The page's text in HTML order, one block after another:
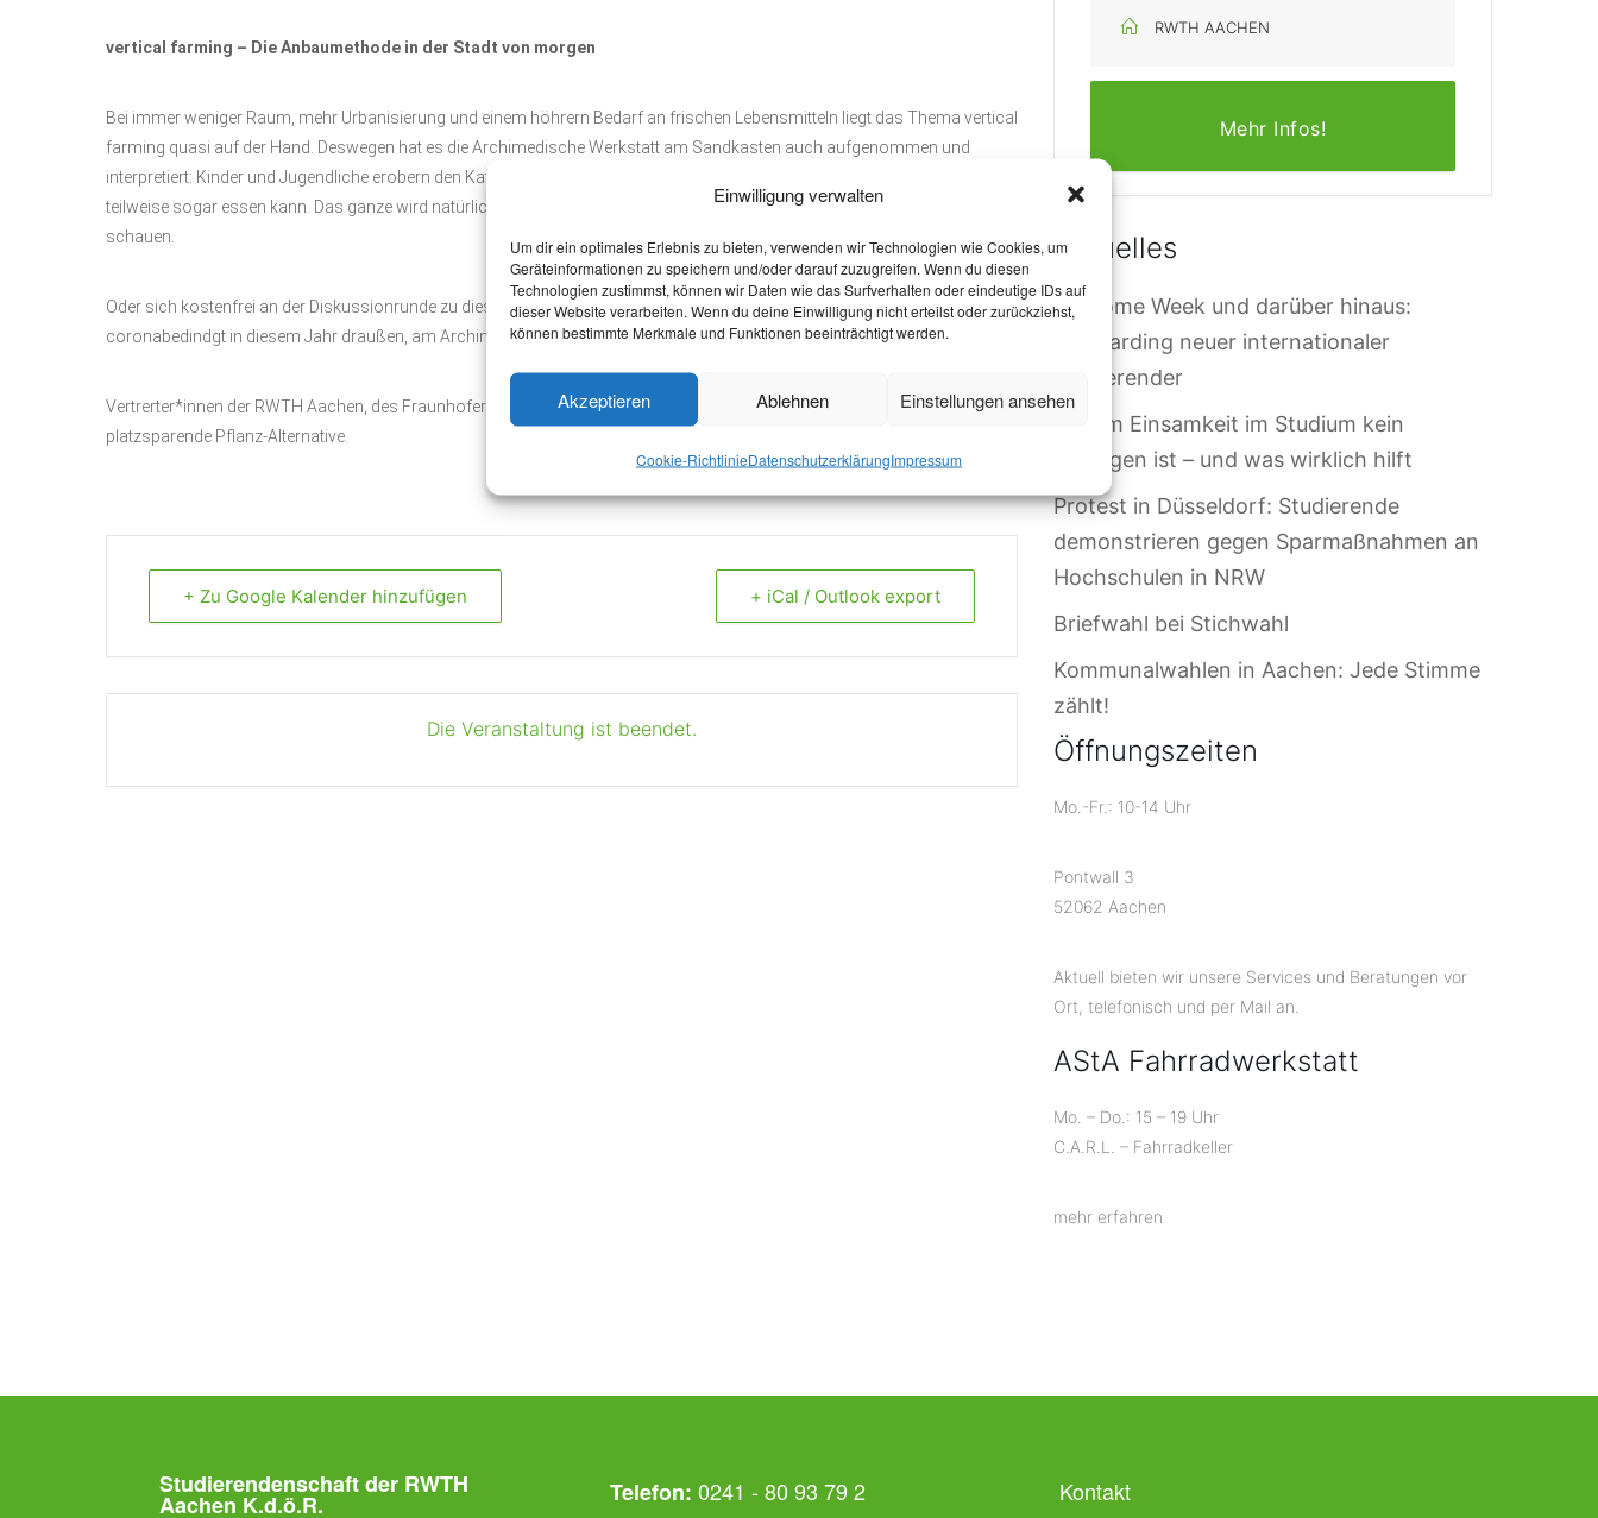
Einwilligung verwalten
Um dir ein optimales Erlebnis zu bieten, verwenden wir Technologien wie Cookies, um
Geräteinformationen zu speichern und/oder darauf zuzugreifen. Wenn du diesen
Technologien zustimmst, können wir Daten wie das Surfverhalten oder eindeutige IDs auf
dieser Website verarbeiten. Wenn du deine Einwilligung nicht erteilst oder zurückziehst,
können bestimmte Merkmale und Funktionen beeinträchtigt werden.
Akzeptieren Ablehnen Einstellungen ansehen
Cookie-RichtlinieDatenschutzerklärungImpressum
vertical farming – Die Anbaumethode in der Stadt von morgen
Bei immer weniger Raum, mehr Urbanisierung und einem höhrern Bedarf an frischen Lebensmitteln liegt das Thema vertical
farming quasi auf der Hand. Deswegen hat es die Archimedische Werkstatt am Sandkasten auch aufgenommen und
interpretiert: Kinder und Jugendliche erobern den Katschhof mit ihrer künstlerischen Installation, die man begehen und
teilweise sogar essen kann. Das ganze wird natürlich klug bewässtert. Wer interessiert ist, kann jederzeit kostenfrei vorbei
schauen.
Oder sich kostenfrei an der Diskussionrunde zu diesem Thema im Rahmen von “Uni am Rathaus” beteiligen. Die findet
coronabedindgt in diesem Jahr draußen, am Archimedischen Sandkasten, statt.
Vertrerter*innen der RWTH Aachen, des Fraunhofer IME sowie Oberbürgermeisterin Sibylle Keupen diskutieren die
platzsparende Pflanz-Alternative.
+ Zu Google Kalender hinzufügen + iCal / Outlook export
Die Veranstaltung ist beendet.
RWTH AACHEN
Mehr Infos!
Aktuelles
Welcome Week und darüber hinaus:
Onboarding neuer internationaler
Studierender
Warum Einsamkeit im Studium kein
Versagen ist – und was wirklich hilft
Protest in Düsseldorf: Studierende
demonstrieren gegen Sparmaßnahmen an
Hochschulen in NRW
Briefwahl bei Stichwahl
Kommunalwahlen in Aachen: Jede Stimme
zählt!
Öffnungszeiten
Mo.-Fr.: 10-14 Uhr
Pontwall 3
52062 Aachen
Aktuell bieten wir unsere Services und Beratungen vor
Ort, telefonisch und per Mail an.
AStA Fahrradwerkstatt
Mo. – Do.: 15 – 19 Uhr
C.A.R.L. – Fahrradkeller
mehr erfahren
Studierendenschaft der RWTH
Aachen K.d.ö.R. Telefon: 0241 - 80 93 79 2
Kontakt